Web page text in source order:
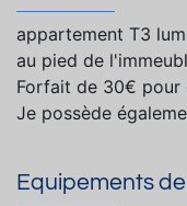
appartement T3
au pied de
Forfait de 30€ pour
Je possède
Equipements